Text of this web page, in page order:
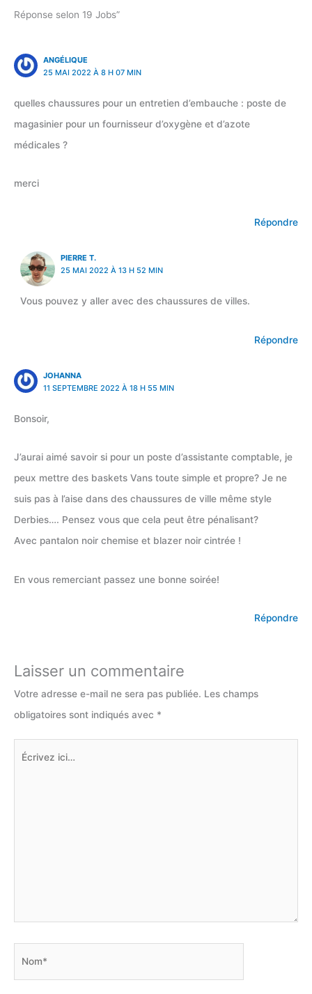
Réponse selon 19 Jobs”
ANGÉLIQUE
25 MAI 2022 À 8 H 07 MIN
quelles chaussures pour un entretien d’embauche : poste de
magasinier pour un fournisseur d’oxygène et d’azote
médicales ?
merci
Répondre
PIERRE T.
25 MAI 2022 À 13 H 52 MIN
Vous pouvez y aller avec des chaussures de villes.
Répondre
JOHANNA
11 SEPTEMBRE 2022 À 18 H 55 MIN
Bonsoir,
J’aurai aimé savoir si pour un poste d’assistante comptable, je
peux mettre des baskets Vans toute simple et propre? Je ne
suis pas à l’aise dans des chaussures de ville même style
Derbies…. Pensez vous que cela peut être pénalisant?
Avec pantalon noir chemise et blazer noir cintrée !
En vous remerciant passez une bonne soirée!
Répondre
Laisser un commentaire
Votre adresse e-mail ne sera pas publiée. Les champs
obligatoires sont indiqués avec *